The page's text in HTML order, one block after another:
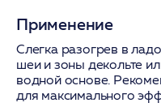
Применение
Слегка разогрев в
шеи и зоны декольте
водной основе.
для максимального